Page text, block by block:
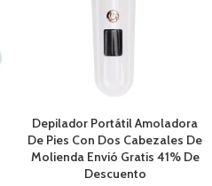
Depilador Portátil Amoladora
De Pies Con Dos Cabezales De
Molienda Envió Gratis 41% De
Descuento